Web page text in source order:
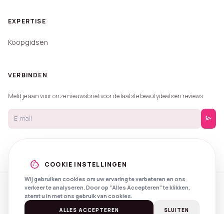
EXPERTISE
Koopgidsen
VERBINDEN
Meld je aan voor onze nieuwsbrief voor de laatste beautydeals en reviews.
send
© 2026 Beautyprijzen.
Created with
byNXS Digital
SpotlightsPrivacyVoorwaarden
cookie COOKIE INSTELLINGEN
Wij gebruiken cookies om uw ervaring te verbeteren en ons
verkeer te analyseren. Door op "Alles Accepteren" te klikken,
stemt u in met ons gebruik van cookies.
ALLES ACCEPTEREN SLUITEN